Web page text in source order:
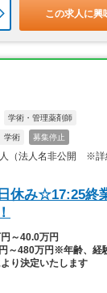
この求人に興
学術・管理薬剤師
学術 募集停止
（法人名非公開 ※詳
休み☆17:25終
円～40.0万円
～480万円※年齢、経
り決定いたします